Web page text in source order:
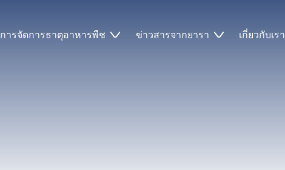
การจัดการธาตุอาหารพืช ข่าวสารจากยารา เกี่ยวกับเรา